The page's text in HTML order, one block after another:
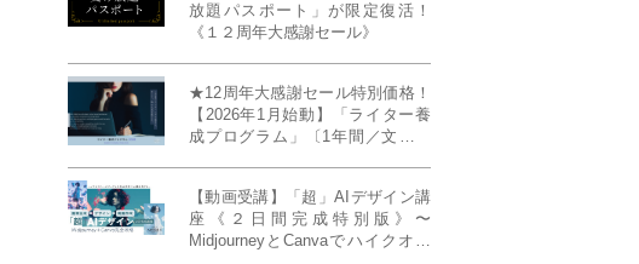
放題パスポート」が限定復活！
《１２周年大感謝セール》
★12周年大感謝セール特別価格！
【2026年1月始動】「ライター養
成プログラム」〔1年間／文章講
ー”へ、全国どこからでも。〜《全
店舗リアルタイム参加OK／録画
視聴対応／限定4席》
【動画受講】「超」AIデザイン講
座《２日間完成特別版》〜
MidjourneyとCanvaでハイクオリ